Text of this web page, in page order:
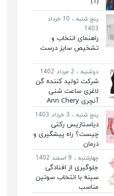
پنج شنبه ، 10 خرداد
1403
راهنمای انتخاب و
تشخیص سایز درست
دوشنبه ، 2 مرداد 1402
شرکت تولید کننده گن
لاغری ساعت شنی
آنچری Ann Chery
پنج شنبه ، 3 خرداد 1403
دیاستازیس رکتی
چیست؟ راه پیشگیری و
درمان
چهارشنبه ، 9 اسفند 1402
جلوگیری از افتادگی
سینه با انتخاب سوتین
مناسب